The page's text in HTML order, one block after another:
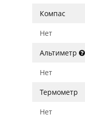
Компас
Нет
Альтиметр
Нет
Термометр
Нет